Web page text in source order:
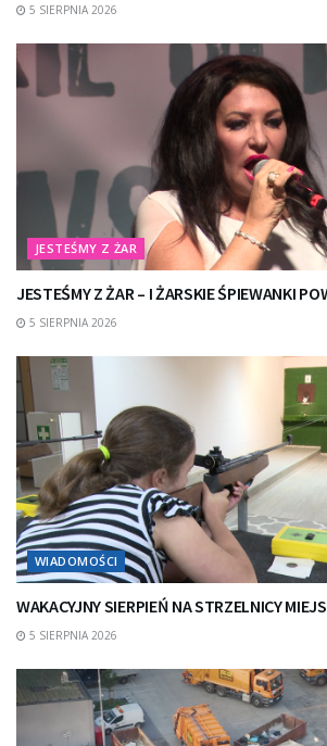
5 SIERPNIA 2026
JESTEŚMY Z ŻAR
JESTEŚMY Z ŻAR – I ŻARSKIE ŚPIEWANKI
5 SIERPNIA 2026
WIADOMOŚCI
WAKACYJNY SIERPIEŃ NA STRZELNICY
5 SIERPNIA 2026